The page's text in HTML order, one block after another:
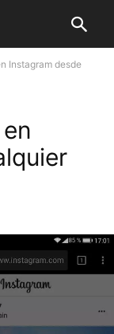
Instagram desde